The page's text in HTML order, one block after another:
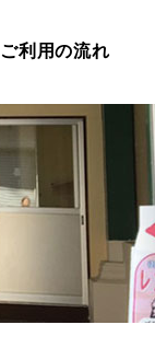
ご利用の流れ